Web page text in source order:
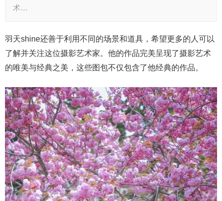
术…
羽天shine还善于利用不同的场景和道具，希望更多的人可以
了解并关注这位摄影艺术家。他的作品完美呈现了摄影艺术
的唯美与经典之美，这些图包不仅包含了他经典的作品。